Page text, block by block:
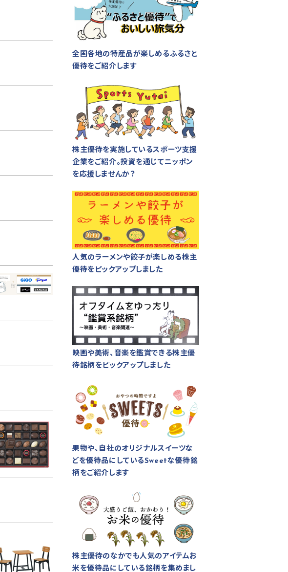
全国各地の特産品が楽しめるふるさと
優待をご紹介します
株主優待を実施しているスポーツ支援
企業をご紹介。投資を通じてニッポン
を応援しませんか？
人気のラーメンや餃子が楽しめる株主
優待をピックアップしました
映画や美術、音楽を鑑賞できる株主優
待銘柄をピックアップしました
果物や、自社のオリジナルスイーツな
どを優待品にしているSweetな優待銘
柄をご紹介します
株主優待のなかでも人気のアイテムお
米を優待品にしている銘柄を集めまし